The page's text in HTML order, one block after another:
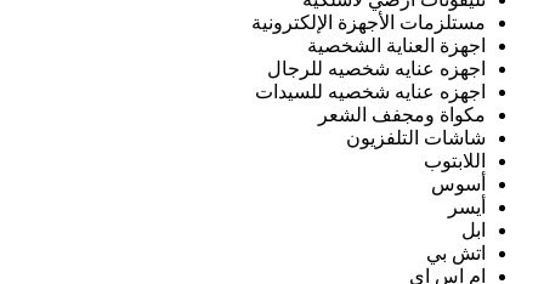
مستلزمات الأجهزة الإلكترونية
اجهزة العناية الشخصية
اجهزه عنايه شخصيه للرجال
اجهزه عنايه شخصيه للسيدات
مكواة ومجفف الشعر
شاشات التلفزيون
اللابتوب
أسوس
أيسر
ابل
اتش بي
ام اس اي